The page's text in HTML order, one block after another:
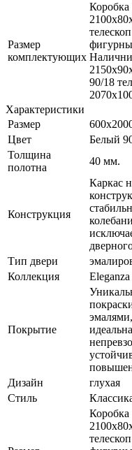
Размер
комплектующих
Коробка
90/18
Характеристики
Размер
Цвет
Белый
Толщина
полотна
40 мм.
Конструкция
Каркас
Тип двери
Коллекция
Eleganza
Покрытие
Дизайн
глухая
Стиль
Коробка